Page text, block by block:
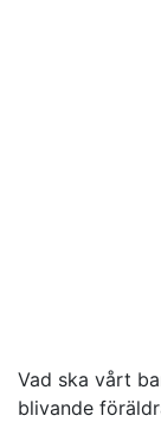
Vad ska vårt
blivande